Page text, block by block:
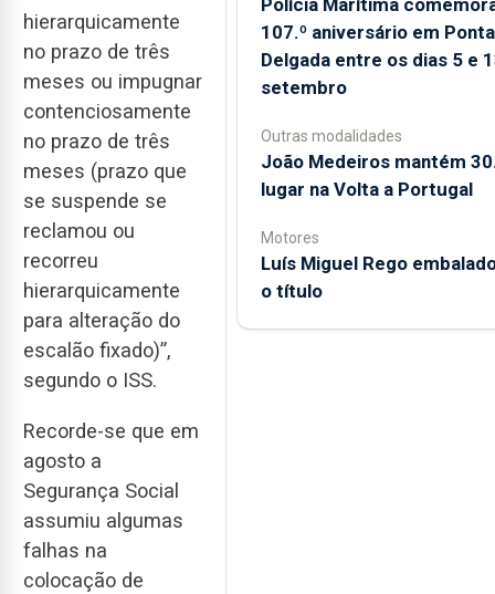
hierarquicamente
no prazo de três
meses ou impugnar
contenciosamente
no prazo de três
meses (prazo que
se suspende se
reclamou ou
recorreu
hierarquicamente
para alteração do
escalão fixado)”,
segundo o ISS.
Recorde-se que em
agosto a
Segurança Social
assumiu algumas
falhas na
colocação de
107.º aniversário em Ponta
Delgada entre os dias 5 e
setembro
Outras modalidades
João Medeiros mantém
lugar na Volta a Portugal
Motores
Luís Miguel Rego
o título